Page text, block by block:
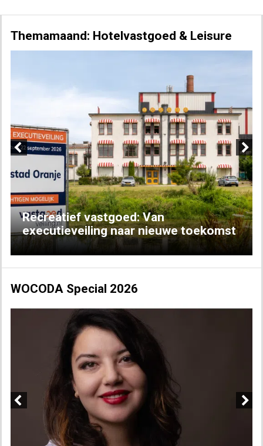
Themamaand: Hotelvastgoed & Leisure
Recreatief vastgoed: Van
executieveiling naar nieuwe toekomst
Next
WOCODA Special 2026